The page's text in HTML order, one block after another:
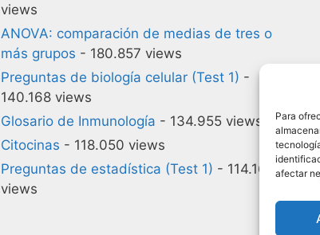
Para
afectar
views
ANOVA: comparación de medias de tres o
más grupos - 180.857 views
Preguntas de biología celular (Test 1) -
140.168 views
Glosario de Inmunología - 134.955 views
Citocinas - 118.050 views
Preguntas de estadística (Test 1) - 114.164
views